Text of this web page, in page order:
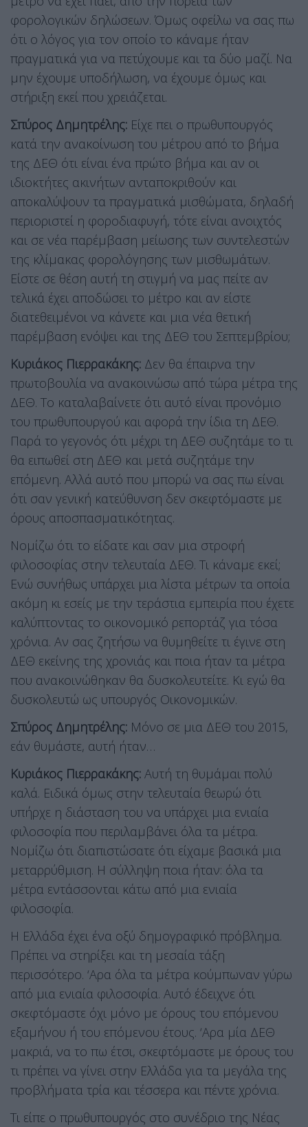
φορολογικών δηλώσεων. Όμως οφείλω να σας πω
ότι ο λόγος για τον οποίο το κάναμε ήταν
πραγματικά για να πετύχουμε και τα δύο μαζί. Να
μην έχουμε υποδήλωση, να έχουμε όμως και
στήριξη εκεί που χρειάζεται.
Σπύρος Δημητρέλης: Είχε πει ο πρωθυπουργός
κατά την ανακοίνωση του μέτρου από το βήμα
της ΔΕΘ ότι είναι ένα πρώτο βήμα και αν οι
ιδιοκτήτες ακινήτων ανταποκριθούν και
αποκαλύψουν τα πραγματικά μισθώματα, δηλαδή
περιοριστεί η φοροδιαφυγή, τότε είναι ανοιχτός
και σε νέα παρέμβαση μείωσης των συντελεστών
της κλίμακας φορολόγησης των μισθωμάτων.
Είστε σε θέση αυτή τη στιγμή να μας πείτε αν
τελικά έχει αποδώσει το μέτρο και αν είστε
διατεθειμένοι να κάνετε και μια νέα θετική
παρέμβαση ενόψει και της ΔΕΘ του Σεπτεμβρίου;
Κυριάκος Πιερρακάκης: Δεν θα έπαιρνα την
πρωτοβουλία να ανακοινώσω από τώρα μέτρα της
ΔΕΘ. Το καταλαβαίνετε ότι αυτό είναι προνόμιο
του πρωθυπουργού και αφορά την ίδια τη ΔΕΘ.
Παρά το γεγονός ότι μέχρι τη ΔΕΘ συζητάμε το τι
θα ειπωθεί στη ΔΕΘ και μετά συζητάμε την
επόμενη. Αλλά αυτό που μπορώ να σας πω είναι
ότι σαν γενική κατεύθυνση δεν σκεφτόμαστε με
όρους αποσπασματικότητας.
Νομίζω ότι το είδατε και σαν μια στροφή
φιλοσοφίας στην τελευταία ΔΕΘ. Τι κάναμε εκεί;
Ενώ συνήθως υπάρχει μια λίστα μέτρων τα οποία
ακόμη κι εσείς με την τεράστια εμπειρία που έχετε
καλύπτοντας το οικονομικό ρεπορτάζ για τόσα
χρόνια. Αν σας ζητήσω να θυμηθείτε τι έγινε στη
ΔΕΘ εκείνης της χρονιάς και ποια ήταν τα μέτρα
που ανακοινώθηκαν θα δυσκολευτείτε. Κι εγώ θα
δυσκολευτώ ως υπουργός Οικονομικών.
Σπύρος Δημητρέλης: Μόνο σε μια ΔΕΘ του 2015,
εάν θυμάστε, αυτή ήταν…
Κυριάκος Πιερρακάκης: Αυτή τη θυμάμαι πολύ
καλά. Ειδικά όμως στην τελευταία θεωρώ ότι
υπήρχε η διάσταση του να υπάρχει μια ενιαία
φιλοσοφία που περιλαμβάνει όλα τα μέτρα.
Νομίζω ότι διαπιστώσατε ότι είχαμε βασικά μια
μεταρρύθμιση. Η σύλληψη ποια ήταν: όλα τα
μέτρα εντάσσονται κάτω από μια ενιαία
φιλοσοφία.
Η Ελλάδα έχει ένα οξύ δημογραφικό πρόβλημα.
Πρέπει να στηρίξει και τη μεσαία τάξη
περισσότερο. ‘Αρα όλα τα μέτρα κούμπωναν γύρω
από μια ενιαία φιλοσοφία. Αυτό έδειχνε ότι
σκεφτόμαστε όχι μόνο με όρους του επόμενου
εξαμήνου ή του επόμενου έτους. ‘Αρα μία ΔΕΘ
μακριά, να το πω έτσι, σκεφτόμαστε με όρους του
τι πρέπει να γίνει στην Ελλάδα για τα μεγάλα της
προβλήματα τρία και τέσσερα και πέντε χρόνια.
Τι είπε ο πρωθυπουργός στο συνέδριο της Νέας